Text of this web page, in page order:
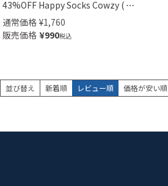
43%OFF Happy Socks Cowzy ( カ
ウジー )クルー丈 ソックス ユニセ
ックス 10237013
通常価格 ¥1,760
販売価格 ¥990税込
並び替え 新着順 レビュー順 価格が安い順